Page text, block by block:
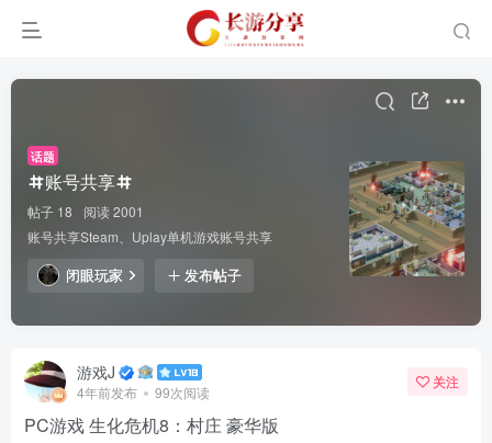
话题
账号共享
帖子 18
阅读 2001
账号共享Steam、Uplay单机游戏账号共享
闭眼玩家 发布帖子
游戏J
4年前发布 99次阅读
关注
PC游戏 生化危机8：村庄 豪华版